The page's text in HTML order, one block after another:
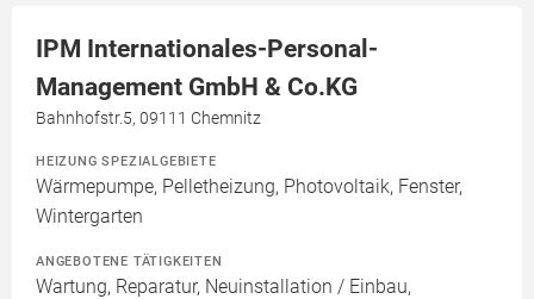
IPM Internationales-Personal-
Management GmbH & Co.KG
Bahnhofstr.5, 09111 Chemnitz
HEIZUNG SPEZIALGEBIETE
Wärmepumpe, Pelletheizung, Photovoltaik, Fenster,
Wintergarten
ANGEBOTENE TÄTIGKEITEN
Wartung, Reparatur, Neuinstallation / Einbau,